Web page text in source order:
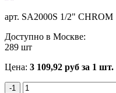
арт. SA2000S 1/2" CHROM
Доступно в Москве:
289 шт
Цена: 3 109,92 руб за 1 шт.
-1